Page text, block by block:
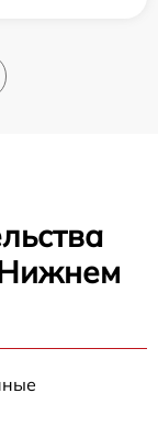
Нижнем